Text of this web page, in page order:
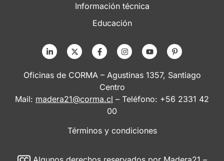
Información técnica
Educación
Oficinas de CORMA – Agustinas 1357, Santiago
Centro
Mail: madera21@corma.cl – Teléfono: +56 2331 42
00
Términos y condiciones